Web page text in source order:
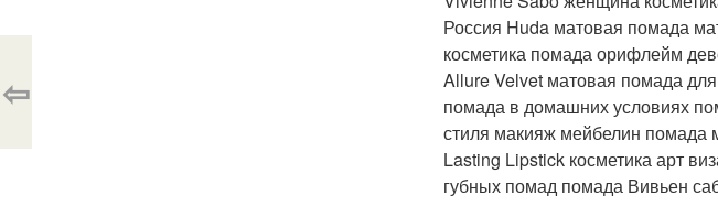
Россия Huda матовая помада
косметика помада орифлейм
Allure Velvet матовая помада
помада в домашних условиях
стиля макияж мейбелин помада
Lasting Lipstick косметика арт
губных помад помада Вивьен
⇦